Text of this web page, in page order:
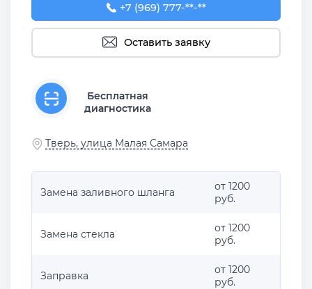
+7 (969) 777-50-55
+7 (969) 777-**-**
Оставить заявку
Бесплатная
диагностика
Тверь, улица Малая Самара
Замена заливного шланга
от 1200
руб.
Замена стекла
от 1200
руб.
Заправка
от 1200
руб.